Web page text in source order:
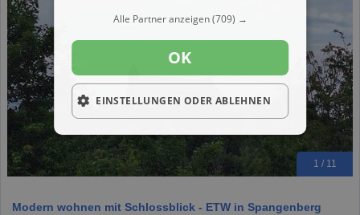
1 / 11
Modern wohnen mit Schlossblick - ETW in Spangenberg
Alle Partner anzeigen(709) →
OK
EINSTELLUNGEN ODER ABLEHNEN